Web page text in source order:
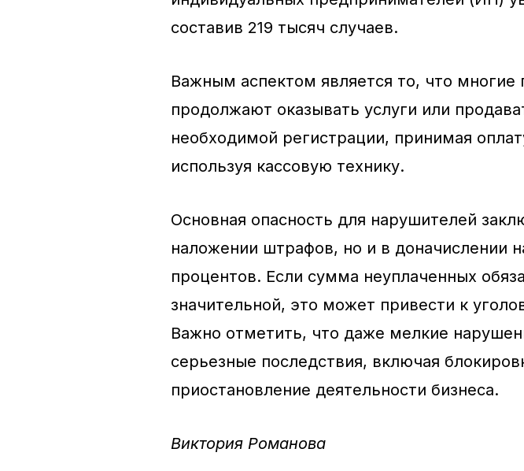
составив 219 тысяч случаев.
Важным аспектом является то, что многие
продолжают оказывать услуги или
необходимой регистрации, принимая
используя кассовую технику.
Основная опасность для нарушителей
наложении штрафов, но и в доначислении
процентов. Если сумма неуплаченных
значительной, это может привести к
Важно отметить, что даже мелкие
серьезные последствия, включая
приостановление деятельности бизнеса.
Виктория Романова